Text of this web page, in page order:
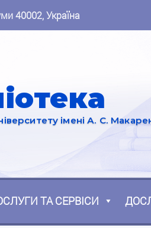
40002, Україна
імені А. С.
ТА СЕРВІСИ